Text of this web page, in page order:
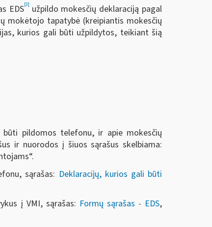
EDS[3] užpildo mokesčių deklaraciją pagal
mokėtojo tapatybė (kreipiantis mokesčių
kurios gali būti užpildytos, teikiant šią
pildomos telefonu, ir apie mokesčių
ir nuorodos į šiuos sąrašus skelbiama:
sąrašas: Deklaracijų, kurios gali būti
į VMI, sąrašas: Formų sąrašas - EDS,